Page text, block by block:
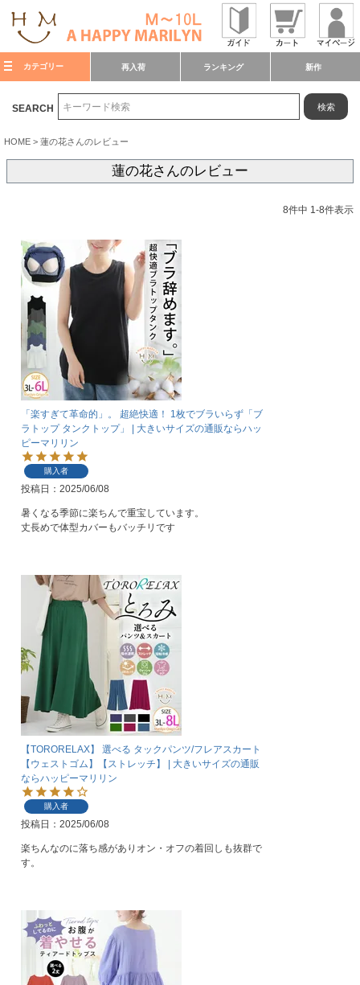
カテゴリー 再入荷 ランキング 新作
SEARCH 検索
HOME 蓮の花さんのレビュー
蓮の花さんのレビュー
8件中 1-8件表示
「楽すぎて革命的」。 超絶快適！ 1枚でブラいらず「ブ
ラトップ タンクトップ」 | 大きいサイズの通販ならハッ
ピーマリリン
購入者
投稿日 2025/06/08
暑くなる季節に楽ちんで重宝しています。
丈長めで体型カバーもバッチリです
【TORORELAX】 選べる タックパンツ/フレアスカート
【ウェストゴム】【ストレッチ】 | 大きいサイズの通販
ならハッピーマリリン
購入者
投稿日 2025/06/08
楽ちんなのに落ち感がありオン・オフの着回しも抜群で
す。